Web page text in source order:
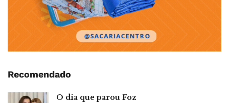
Recomendado
O dia que parou Foz